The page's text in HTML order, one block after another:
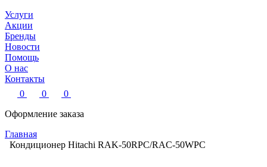
Услуги
Акции
Бренды
Новости
Помощь
О нас
Контакты
0
0
0
Оформление заказа
Главная
Кондиционер Hitachi RAK-50RPC/RAC-50WPC